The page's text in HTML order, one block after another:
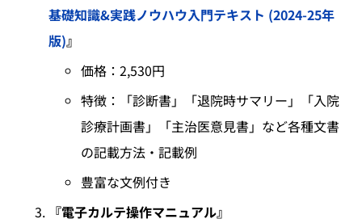
基礎知識&実践ノウハウ入門テキスト (2024-25年
版)』
価格：2,530円
特徴：「診断書」「退院時サマリー」「入院
診療計画書」「主治医意見書」など各種文書
の記載方法・記載例
豊富な文例付き
『電子カルテ操作マニュアル』